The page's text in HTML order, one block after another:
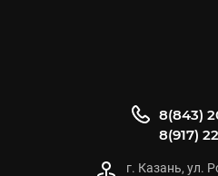
8(843)
8(917)
г. Казань, ул.